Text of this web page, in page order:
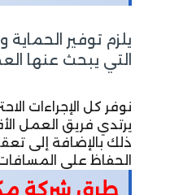
يلزم توفير
التي يبحث عنها
نوفر كل الإجراءات
يرتدي فريق العمل
ذلك بالإضافة إلى
الحفاظ على المسافات
طرق شركة